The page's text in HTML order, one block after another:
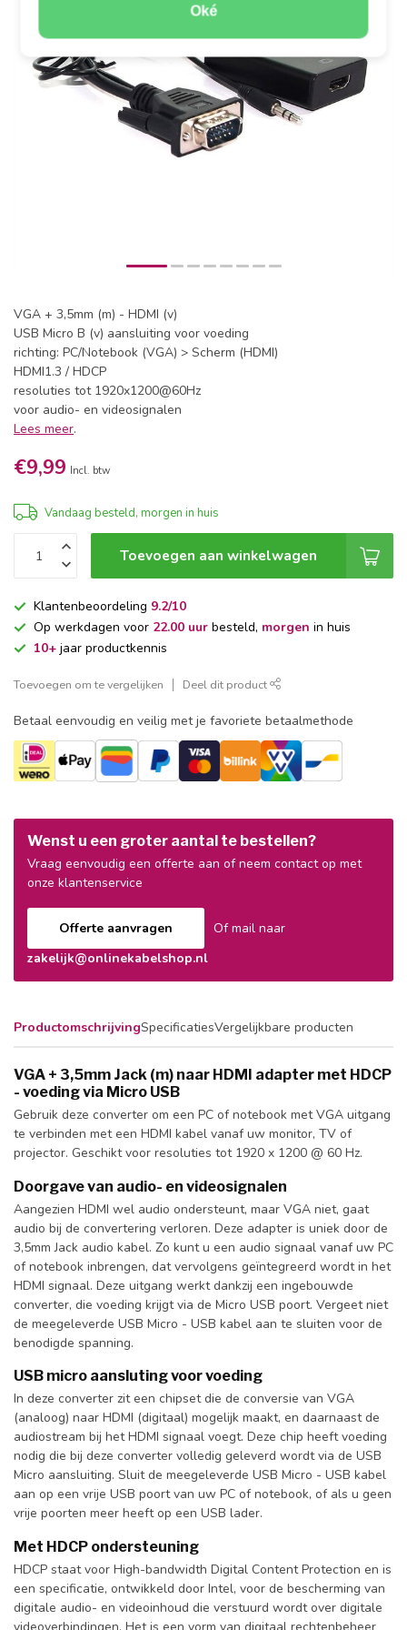
Oké
VGA + 3,5mm (m) - HDMI (v)
USB Micro B (v) aansluiting voor voeding
richting: PC/Notebook (VGA) > Scherm (HDMI)
HDMI1.3 / HDCP
resoluties tot 1920x1200@60Hz
voor audio- en videosignalen
Lees meer.
€9,99 Incl. btw
Vandaag besteld, morgen in huis
Toevoegen aan winkelwagen
Klantenbeoordeling 9.2/10
Op werkdagen voor 22.00 uur besteld, morgen in huis
10+ jaar productkennis
Toevoegen om te vergelijken Deel dit product
Betaal eenvoudig en veilig met je favoriete betaalmethode
Wenst u een groter aantal te bestellen?
Vraag eenvoudig een offerte aan of neem contact op met
onze klantenservice
Offerte aanvragen
Of mail naar
zakelijk@onlinekabelshop.nl
ProductomschrijvingSpecificatiesVergelijkbare producten
VGA + 3,5mm Jack (m) naar HDMI adapter met HDCP
- voeding via Micro USB
Gebruik deze converter om een PC of notebook met VGA uitgang
te verbinden met een HDMI kabel vanaf uw monitor, TV of
projector. Geschikt voor resoluties tot 1920 x 1200 @ 60 Hz.
Doorgave van audio- en videosignalen
Aangezien HDMI wel audio ondersteunt, maar VGA niet, gaat
audio bij de convertering verloren. Deze adapter is uniek door de
3,5mm Jack audio kabel. Zo kunt u een audio signaal vanaf uw PC
of notebook inbrengen, dat vervolgens geïntegreerd wordt in het
HDMI signaal. Deze uitgang werkt dankzij een ingebouwde
converter, die voeding krijgt via de Micro USB poort. Vergeet niet
de meegeleverde USB Micro - USB kabel aan te sluiten voor de
benodigde spanning.
USB micro aansluting voor voeding
In deze converter zit een chipset die de conversie van VGA
(analoog) naar HDMI (digitaal) mogelijk maakt, en daarnaast de
audiostream bij het HDMI signaal voegt. Deze chip heeft voeding
nodig die bij deze converter volledig geleverd wordt via de USB
Micro aansluiting. Sluit de meegeleverde USB Micro - USB kabel
aan op een vrije USB poort van uw PC of notebook, of als u geen
vrije poorten meer heeft op een USB lader.
Met HDCP ondersteuning
HDCP staat voor High-bandwidth Digital Content Protection en is
een specificatie, ontwikkeld door Intel, voor de bescherming van
digitale audio- en videoinhoud die verstuurd wordt over digitale